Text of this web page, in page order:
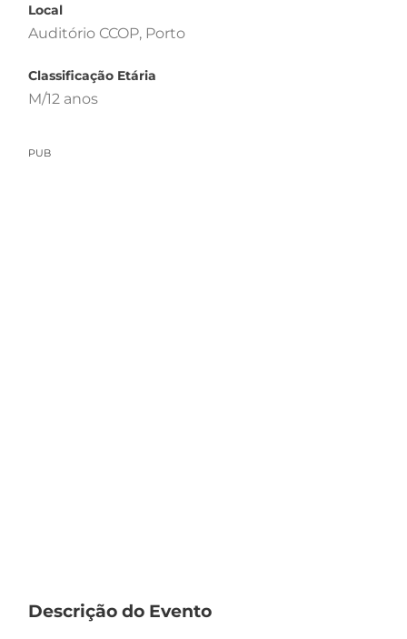
Local
Auditório CCOP, Porto
Classificação Etária
M/12 anos
PUB
Descrição do Evento